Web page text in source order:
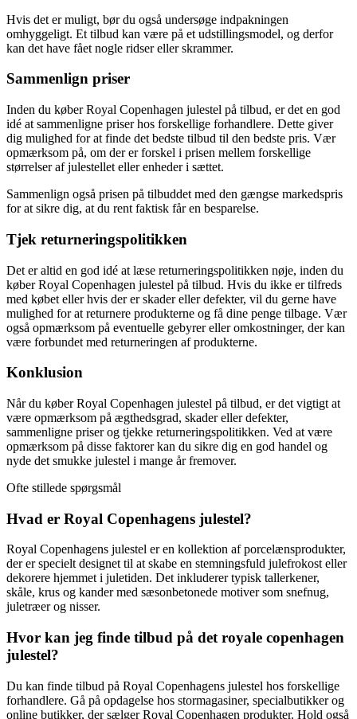
Hvis det er muligt, bør du også undersøge indpakningen
omhyggeligt. Et tilbud kan være på et udstillingsmodel, og derfor
kan det have fået nogle ridser eller skrammer.
Sammenlign priser
Inden du køber Royal Copenhagen julestel på tilbud, er det en god
idé at sammenligne priser hos forskellige forhandlere. Dette giver
dig mulighed for at finde det bedste tilbud til den bedste pris. Vær
opmærksom på, om der er forskel i prisen mellem forskellige
størrelser af julestellet eller enheder i sættet.
Sammenlign også prisen på tilbuddet med den gængse markedspris
for at sikre dig, at du rent faktisk får en besparelse.
Tjek returneringspolitikken
Det er altid en god idé at læse returneringspolitikken nøje, inden du
køber Royal Copenhagen julestel på tilbud. Hvis du ikke er tilfreds
med købet eller hvis der er skader eller defekter, vil du gerne have
mulighed for at returnere produkterne og få dine penge tilbage. Vær
også opmærksom på eventuelle gebyrer eller omkostninger, der kan
være forbundet med returneringen af produkterne.
Konklusion
Når du køber Royal Copenhagen julestel på tilbud, er det vigtigt at
være opmærksom på ægthedsgrad, skader eller defekter,
sammenligne priser og tjekke returneringspolitikken. Ved at være
opmærksom på disse faktorer kan du sikre dig en god handel og
nyde det smukke julestel i mange år fremover.
Ofte stillede spørgsmål
Hvad er Royal Copenhagens julestel?
Royal Copenhagens julestel er en kollektion af porcelænsprodukter,
der er specielt designet til at skabe en stemningsfuld julefrokost eller
dekorere hjemmet i juletiden. Det inkluderer typisk tallerkener,
skåle, krus og kander med sæsonbetonede motiver som snefnug,
juletræer og nisser.
Hvor kan jeg finde tilbud på det royale copenhagen
julestel?
Du kan finde tilbud på Royal Copenhagens julestel hos forskellige
forhandlere. Gå på opdagelse hos stormagasiner, specialbutikker og
online butikker, der sælger Royal Copenhagen produkter. Hold også